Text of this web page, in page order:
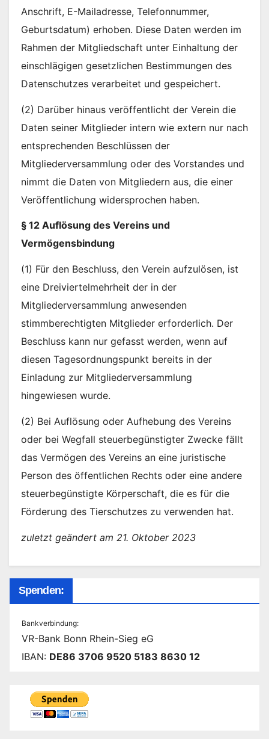
Anschrift, E-Mailadresse, Telefonnummer,
Geburtsdatum) erhoben. Diese Daten werden im
Rahmen der Mitgliedschaft unter Einhaltung der
einschlägigen gesetzlichen Bestimmungen des
Datenschutzes verarbeitet und gespeichert.
(2) Darüber hinaus veröffentlicht der Verein die
Daten seiner Mitglieder intern wie extern nur nach
entsprechenden Beschlüssen der
Mitgliederversammlung oder des Vorstandes und
nimmt die Daten von Mitgliedern aus, die einer
Veröffentlichung widersprochen haben.
§ 12 Auflösung des Vereins und
Vermögensbindung
(1) Für den Beschluss, den Verein aufzulösen, ist
eine Dreiviertelmehrheit der in der
Mitgliederversammlung anwesenden
stimmberechtigten Mitglieder erforderlich. Der
Beschluss kann nur gefasst werden, wenn auf
diesen Tagesordnungspunkt bereits in der
Einladung zur Mitgliederversammlung
hingewiesen wurde.
(2) Bei Auflösung oder Aufhebung des Vereins
oder bei Wegfall steuerbegünstigter Zwecke fällt
das Vermögen des Vereins an eine juristische
Person des öffentlichen Rechts oder eine andere
steuerbegünstigte Körperschaft, die es für die
Förderung des Tierschutzes zu verwenden hat.
zuletzt geändert am 21. Oktober 2023
Spenden:
Bankverbindung:
VR-Bank Bonn Rhein-Sieg eG
IBAN: DE86 3706 9520 5183 8630 12